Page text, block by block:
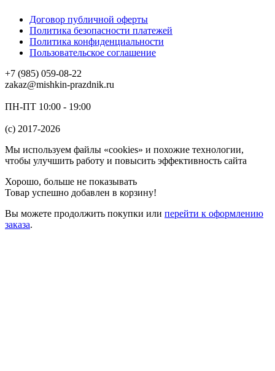
Договор публичной оферты
Политика безопасности платежей
Политика конфиденциальности
Пользовательское соглашение
+7 (985) 059-08-22
zakaz@mishkin-prazdnik.ru
ПН-ПТ 10:00 - 19:00
(c) 2017-2026
Мы используем файлы «cookies» и похожие технологии,
чтобы улучшить работу и повысить эффективность сайта
Хорошо, больше не показывать
Товар успешно добавлен в корзину!
Вы можете продолжить покупки или перейти к оформлению
заказа.